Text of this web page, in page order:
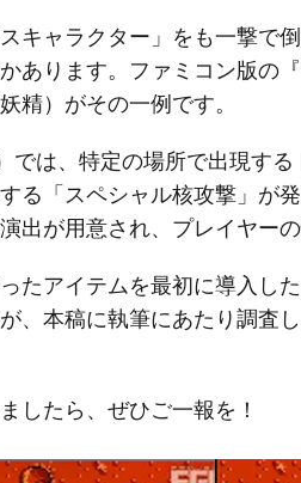
キャラクター」をも一撃で
あります。ファミコン版の
精）がその一例です。
は、特定の場所で出現す
る「スペシャル核攻撃」が
出が用意され、プレイヤー
たアイテムを最初に導入し
本稿に執筆にあたり調査
したら、ぜひご一報を！